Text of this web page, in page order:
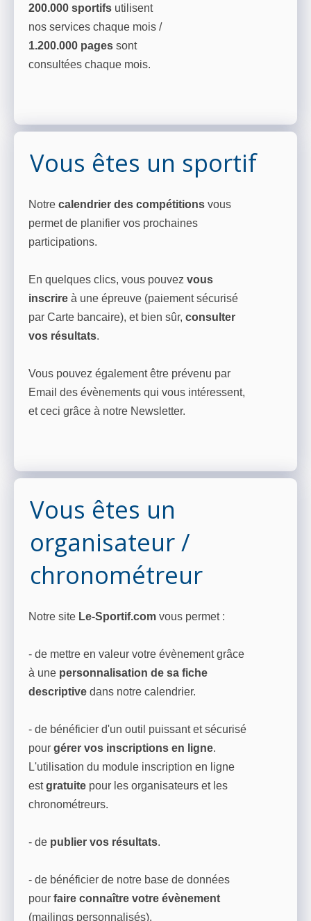
200.000 sportifs utilisent
nos services chaque mois /
1.200.000 pages sont
consultées chaque mois.
Vous êtes un sportif
Notre calendrier des compétitions vous
permet de planifier vos prochaines
participations.
En quelques clics, vous pouvez vous
inscrire à une épreuve (paiement sécurisé
par Carte bancaire), et bien sûr, consulter
vos résultats.
Vous pouvez également être prévenu par
Email des évènements qui vous intéressent,
et ceci grâce à notre Newsletter.
Vous êtes un
organisateur /
chronométreur
Notre site Le-Sportif.com vous permet :
- de mettre en valeur votre évènement grâce
à une personnalisation de sa fiche
descriptive dans notre calendrier.
- de bénéficier d'un outil puissant et sécurisé
pour gérer vos inscriptions en ligne.
L'utilisation du module inscription en ligne
estgratuite pour les organisateurs et les
chronométreurs.
- de publier vos résultats.
- de bénéficier de notre base de données
pour faire connaître votre évènement
(mailings personnalisés).